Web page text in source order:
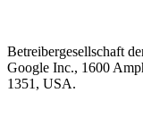
Betreibergesellschaft
Google Inc., 1600
1351, USA.